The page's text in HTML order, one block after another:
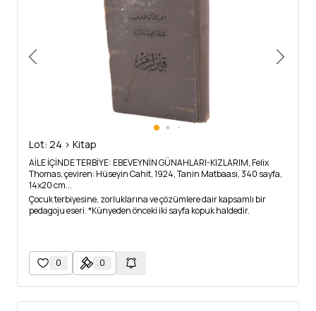
Lot: 24 > Kitap
AİLE İÇİNDE TERBİYE: EBEVEYNİN GÜNAHLARI-KIZLARIM, Felix
Thomas, çeviren: Hüseyin Cahit, 1924, Tanin Matbaası, 340 sayfa,
14x20 cm...
Çocuk terbiyesine, zorluklarına ve çözümlere dair kapsamlı bir
pedagoju eseri. *Künyeden önceki iki sayfa kopuk haldedir.
0 0